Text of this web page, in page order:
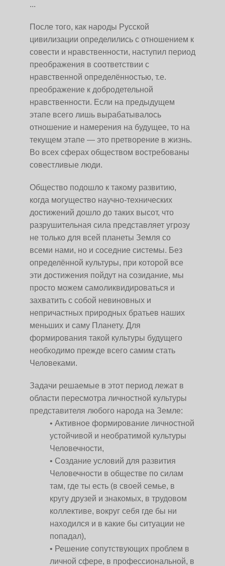
...
После того, как народы Русской
цивилизации определились с отношением к
совести и нравственности, наступил период
преображения в соответствии с
нравственной определённостью, т.е.
преображение к добродетельной
нравственности. Если на предыдущем
этапе всего лишь вырабатывалось
отношение и намерения на будущее, то на
текущем этапе — это претворение в жизнь.
Во всех сферах обществом востребованы
совестливые люди.
Общество подошло к такому развитию,
когда могущество научно-технических
достижений дошло до таких высот, что
разрушительная сила представляет угрозу
не только для всей планеты Земля со
всеми нами, но и соседние системы. Без
определённой культуры, при которой все
эти достижения пойдут на созидание, мы
просто можем самоликвидироваться и
захватить с собой невиновных и
непричастных природных братьев наших
меньших и саму Планету. Для
формирования такой культуры будущего
необходимо прежде всего самим стать
Человеками.
Задачи решаемые в этот период лежат в
области пересмотра личностной культуры
представителя любого народа на Земле:
Активное формирование личностной
устойчивой и необратимой культуры
Человечности,
Создание условий для развития
Человечности в обществе по силам
там, где ты есть (в своей семье, в
кругу друзей и знакомых, в трудовом
коллективе, вокруг себя где бы ни
находился и в какие бы ситуации не
попадал),
Решение сопутствующих проблем в
личной сфере, в профессиональной, в